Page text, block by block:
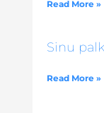
Read More »
Sinu
Read More »